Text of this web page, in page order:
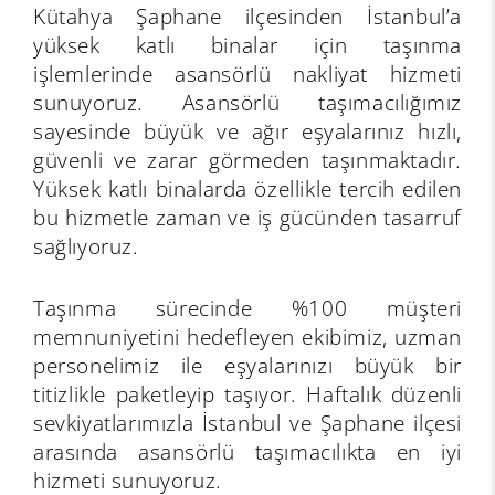
Kütahya Şaphane ilçesinden İstanbul’a
yüksek katlı binalar için taşınma
işlemlerinde asansörlü nakliyat hizmeti
sunuyoruz. Asansörlü taşımacılığımız
sayesinde büyük ve ağır eşyalarınız hızlı,
güvenli ve zarar görmeden taşınmaktadır.
Yüksek katlı binalarda özellikle tercih edilen
bu hizmetle zaman ve iş gücünden tasarruf
sağlıyoruz.
Taşınma sürecinde %100 müşteri
memnuniyetini hedefleyen ekibimiz, uzman
personelimiz ile eşyalarınızı büyük bir
titizlikle paketleyip taşıyor. Haftalık düzenli
sevkiyatlarımızla İstanbul ve Şaphane ilçesi
arasında asansörlü taşımacılıkta en iyi
hizmeti sunuyoruz.